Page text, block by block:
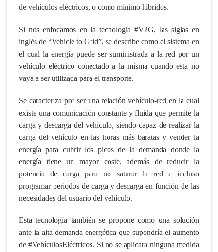
de vehículos eléctricos, o como mínimo híbridos.
Si nos enfocamos en la tecnología #V2G, las siglas en
inglés de “Vehicle to Grid”, se describe como el sistema en
el cual la energía puede ser suministrada a la red por un
vehículo eléctrico conectado a la misma cuando esta no
vaya a ser utilizada para el transporte.
Se caracteriza por ser una relación vehículo-red en la cual
existe una comunicación constante y fluida que permite la
carga y descarga del vehículo, siendo capaz de realizar la
carga del vehículo en las horas más baratas y vender la
energía para cubrir los picos de la demanda donde la
energía tiene un mayor coste, además de reducir la
potencia de carga para no saturar la red e incluso
programar periodos de carga y descarga en función de las
necesidades del usuario del vehículo.
Esta tecnología también se propone como una solución
ante la alta demanda energética que supondría el aumento
de #VehículosEléctricos. Si no se aplicara ninguna medida